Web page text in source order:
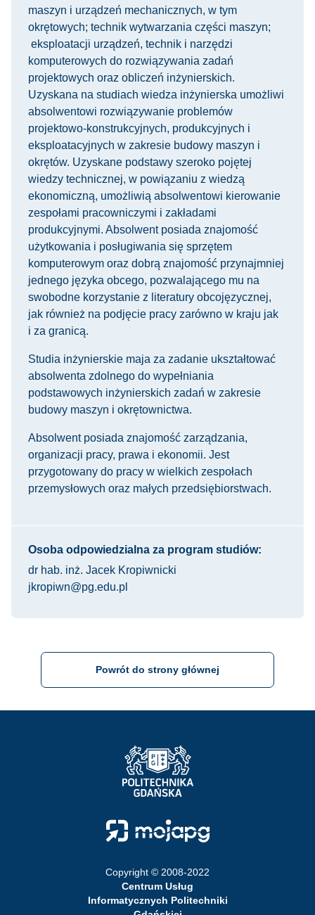
maszyn i urządzeń mechanicznych, w tym
okrętowych; technik wytwarzania części maszyn;
eksploatacji urządzeń, technik i narzędzi
komputerowych do rozwiązywania zadań
projektowych oraz obliczeń inżynierskich.
Uzyskana na studiach wiedza inżynierska umożliwi
absolwentowi rozwiązywanie problemów
projektowo-konstrukcyjnych, produkcyjnych i
eksploatacyjnych w zakresie budowy maszyn i
okrętów. Uzyskane podstawy szeroko pojętej
wiedzy technicznej, w powiązaniu z wiedzą
ekonomiczną, umożliwią absolwentowi kierowanie
zespołami pracowniczymi i zakładami
produkcyjnymi. Absolwent posiada znajomość
użytkowania i posługiwania się sprzętem
komputerowym oraz dobrą znajomość przynajmniej
jednego języka obcego, pozwalającego mu na
swobodne korzystanie z literatury obcojęzycznej,
jak również na podjęcie pracy zarówno w kraju jak
i za granicą.
Studia inżynierskie maja za zadanie ukształtować
absolwenta zdolnego do wypełniania
podstawowych inżynierskich zadań w zakresie
budowy maszyn i okrętownictwa.
Absolwent posiada znajomość zarządzania,
organizacji pracy, prawa i ekonomii. Jest
przygotowany do pracy w wielkich zespołach
przemysłowych oraz małych przedsiębiorstwach.
Osoba odpowiedzialna za program studiów:
dr hab. inż. Jacek Kropiwnicki
jkropiwn@pg.edu.pl
Powrót do strony głównej
Strona Główna - Politechnika Gdańska
Strona Główna - Moja PG
Copyright © 2008-2022
Centrum Usług
Informatycznych Politechniki